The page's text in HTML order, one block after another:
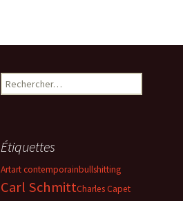
Rechercher :
Étiquettes
Artart contemporainbullshitting
Carl SchmittCharles Capet